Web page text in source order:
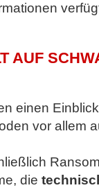
AUF
einen
vor allem
die